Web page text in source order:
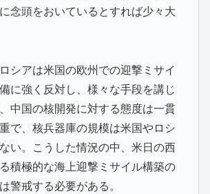
念頭をおいているとすれば少々大
シアは米国の欧州での迎撃ミサイ
に強く反対し、様々な手段を講じ
中国の核開発に対する態度は一貫
で、核兵器庫の規模は米国やロシ
い。こうした情況の中、米日の西
積極的な海上迎撃ミサイル構築の
警戒する必要がある。